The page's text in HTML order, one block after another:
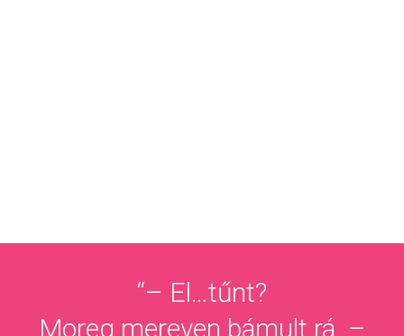
“– El…tűnt?
Moreg mereven bámult rá. –